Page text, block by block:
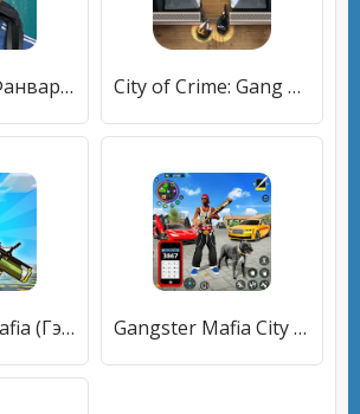
Gang Wars (Фанварс) [МОД Unlocked] APK Android City of Crime: Gang Wars (Сити оф Крайм) [МОД Premium] APK Android
Gang Craft Mafia (Гэнг Крафт Мафия) [МОД Unlocked] APK Android Gangster Mafia City Crime Game [МОД Mega Pack] APK Android